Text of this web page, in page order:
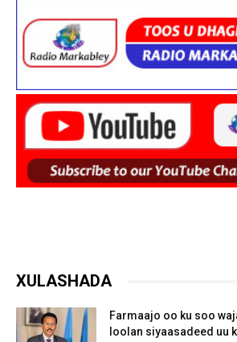
XULASHADA
Farmaajo oo ku soo
loolan siyaasadeed uu